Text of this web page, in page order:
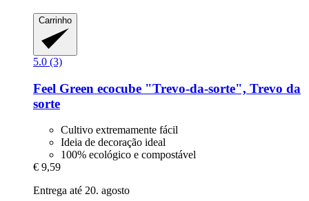
Carrinho
5.0 (3)
Feel Green ecocube "Trevo-​da-​sorte", Trevo da
sorte
Cultivo extremamente fácil
Ideia de decoração ideal
100% ecológico e compostável
€ 9,59
Entrega até 20. agosto